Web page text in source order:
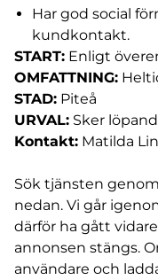
Har god social
kundkontakt.
START: Enligt
OMFATTNING:
STAD: Piteå
URVAL: Sker
Kontakt: Matilda
Sök tjänsten
nedan. Vi går
därför ha gått
annonsen stängs.
användare och